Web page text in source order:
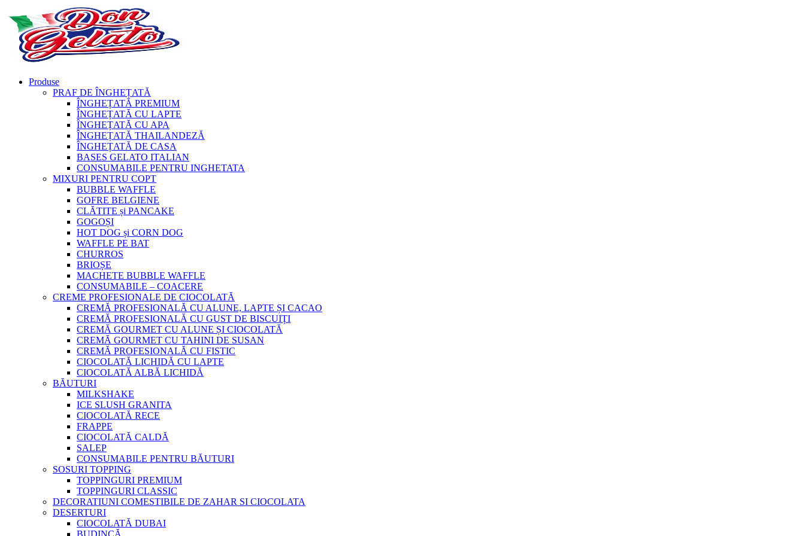
Produse
PRAF DE ÎNGHEȚATĂ
ÎNGHEȚATĂ PREMIUM
ÎNGHEȚATĂ CU LAPTE
ÎNGHEȚATĂ CU APA
ÎNGHEȚATĂ THAILANDEZĂ
ÎNGHEȚATĂ DE CASA
BASES GELATO ITALIAN
CONSUMABILE PENTRU INGHETATA
MIXURI PENTRU COPT
BUBBLE WAFFLE
GOFRE BELGIENE
CLĂTITE și PANCAKE
GOGOȘI
HOT DOG și CORN DOG
WAFFLE PE BAT
CHURROS
BRIOȘE
MACHETE BUBBLE WAFFLE
CONSUMABILE – COACERE
CREME PROFESIONALE DE CIOCOLATĂ
CREMĂ PROFESIONALĂ CU ALUNE, LAPTE ȘI CACAO
CREMĂ PROFESIONALĂ CU GUST DE BISCUIȚI
CREMĂ GOURMET CU ALUNE ȘI CIOCOLATĂ
CREMĂ GOURMET CU TAHINI DE SUSAN
CREMĂ PROFESIONALĂ CU FISTIC
CIOCOLATĂ LICHIDĂ CU LAPTE
CIOCOLATĂ ALBĂ LICHIDĂ
BĂUTURI
MILKSHAKE
ICE SLUSH GRANITA
CIOCOLATĂ RECE
FRAPPE
CIOCOLATĂ CALDĂ
SALEP
CONSUMABILE PENTRU BĂUTURI
SOSURI TOPPING
TOPPINGURI PREMIUM
TOPPINGURI CLASSIC
DECORATIUNI COMESTIBILE DE ZAHAR SI CIOCOLATA
DESERTURI
CIOCOLATĂ DUBAI
BUDINCĂ